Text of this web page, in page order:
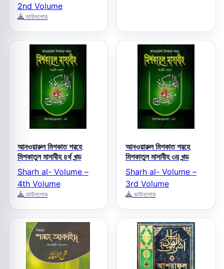
2nd Volume
ডাউনলোড
আনওয়ারুল মিশকাত শরহে
মিশকাতুল মাসাবীহ ৪র্থ খন্ড
Sharh al- Volume –
4th Volume
ডাউনলোড
আনওয়ারুল মিশকাত শরহে
মিশকাতুল মাসাবীহ ৩য় খন্ড
Sharh al- Volume –
3rd Volume
ডাউনলোড